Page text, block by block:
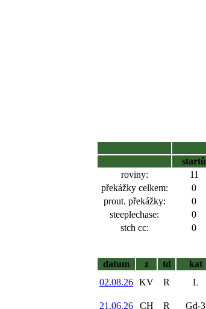
startů
roviny:
11
překážky celkem:
0
prout. překážky:
0
steeplechase:
0
stch cc:
0
datum
z td kat
02.08.26 KV R L
21.06.26 CH R Gd-3